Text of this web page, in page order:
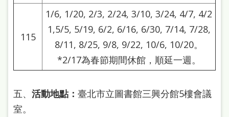
站
網
兒
115
1/6, 1/20, 2/3, 2/24, 3/10, 3/24, 4/7, 4/2
1,5/5, 5/19, 6/2, 6/16, 6/30, 7/14, 7/28,
8/11, 8/25, 9/8, 9/22, 10/6, 10/20。
*2/17為春節期間休館，順延一週。
五、 活動地點： 臺北市立圖書館三興分館5樓會議
室。